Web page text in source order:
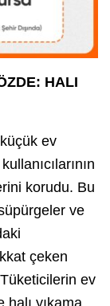
HALI
ev
korudu. Bu
ve
çeken
Tüketicilerin ev